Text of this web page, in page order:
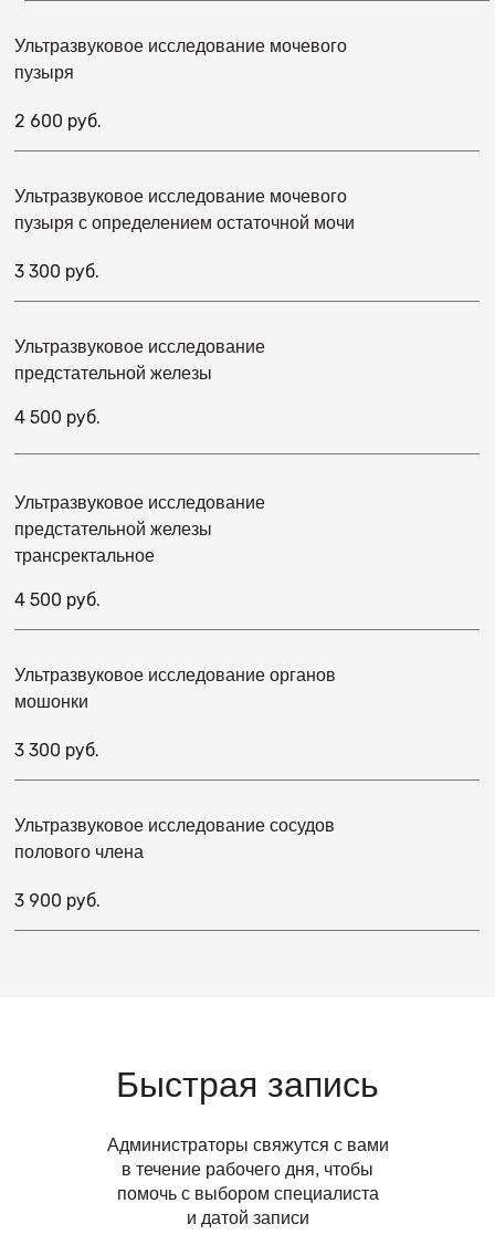
Ультразвуковое исследование мочевого
пузыря
2 600 руб.
Ультразвуковое исследование мочевого
пузыря с определением остаточной мочи
3 300 руб.
Ультразвуковое исследование
предстательной железы
4 500 руб.
Ультразвуковое исследование
предстательной железы
трансректальное
4 500 руб.
Ультразвуковое исследование органов
мошонки
3 300 руб.
Ультразвуковое исследование сосудов
полового члена
3 900 руб.
Быстрая запись
Администраторы свяжутся с вами
в течение рабочего дня, чтобы
помочь с выбором специалиста
и датой записи